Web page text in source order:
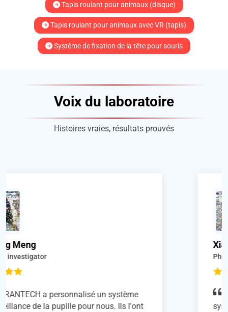
Tapis roulant pour animaux (disque)
Tapis roulant pour animaux avec VR (tapis)
Système de fixation de la tête pour souris
Voix du laboratoire
Histoires vraies, résultats prouvés
Xiaoke Qiao
Phd studuent
Nous avons intégré avec succès le
système de fixation de tête de SITRANTECH